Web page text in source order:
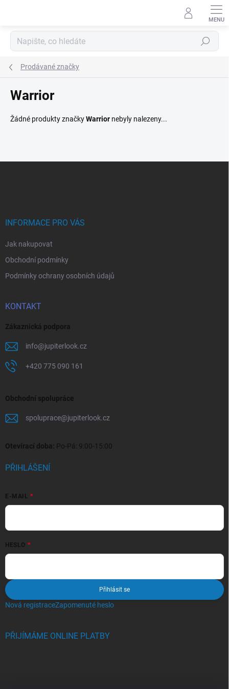
Hledat
Prodávané značky
Warrior
Žádné produkty značkyWarrior nebyly nalezeny...
INFORMACE PRO VÁS
Jak nakupovat
Obchodní podmínky
Podmínky ochrany osobních údajů
KONTAKT
Zákaznická podpora
info@jupiterlook.cz
+420 775 090 161
Obchodní spolupráce
spoluprace@jupiterlook.cz
Otevírací doba: Po-Pá: 9:00-15:00
PŘIHLÁŠENÍ
E-MAIL
HESLO
Přihlásit se
Nová registraceZapomenuté heslo
PŘIJÍMÁME ONLINE PLATBY